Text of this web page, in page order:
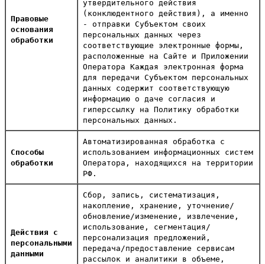
Правовые
основания
обработки
утвердительного действия
(конклюдентного действия), а именно
- отправки Субъектом своих
персональных данных через
соответствующие электронные формы,
расположенные на Сайте и Приложении
Оператора Каждая электронная форма
для передачи Субъектом персональных
данных содержит соответствующую
информацию о даче согласия и
гиперссылку на Политику обработки
персональных данных.
Способы
обработки
Автоматизированная обработка с
использованием информационных систем
Оператора, находящихся на территории
РФ.
Действия с
персональными
данными
Сбор, запись, систематизация,
накопление, хранение, уточнение/
обновление/изменение, извлечение,
использование, сегментация/
персонализация предложений,
передача/предоставление сервисам
рассылок и аналитики в объеме,